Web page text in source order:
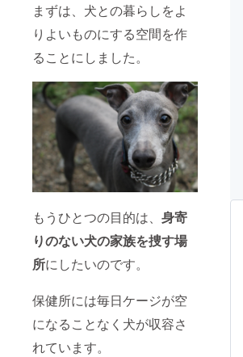
まずは、犬との暮らしをよ
りよいものにする空間を作
ることにしました。
もうひとつの目的は、 身寄
りのない犬の家族を捜す場
所にしたいのです。
保健所には毎日ケージが空
になることなく犬が収容さ
れています。